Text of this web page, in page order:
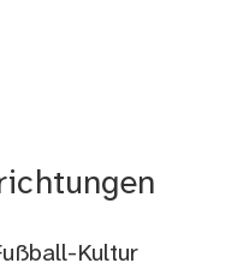
Kultur